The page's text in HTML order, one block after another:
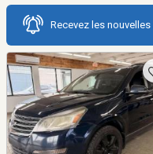
Recevez les